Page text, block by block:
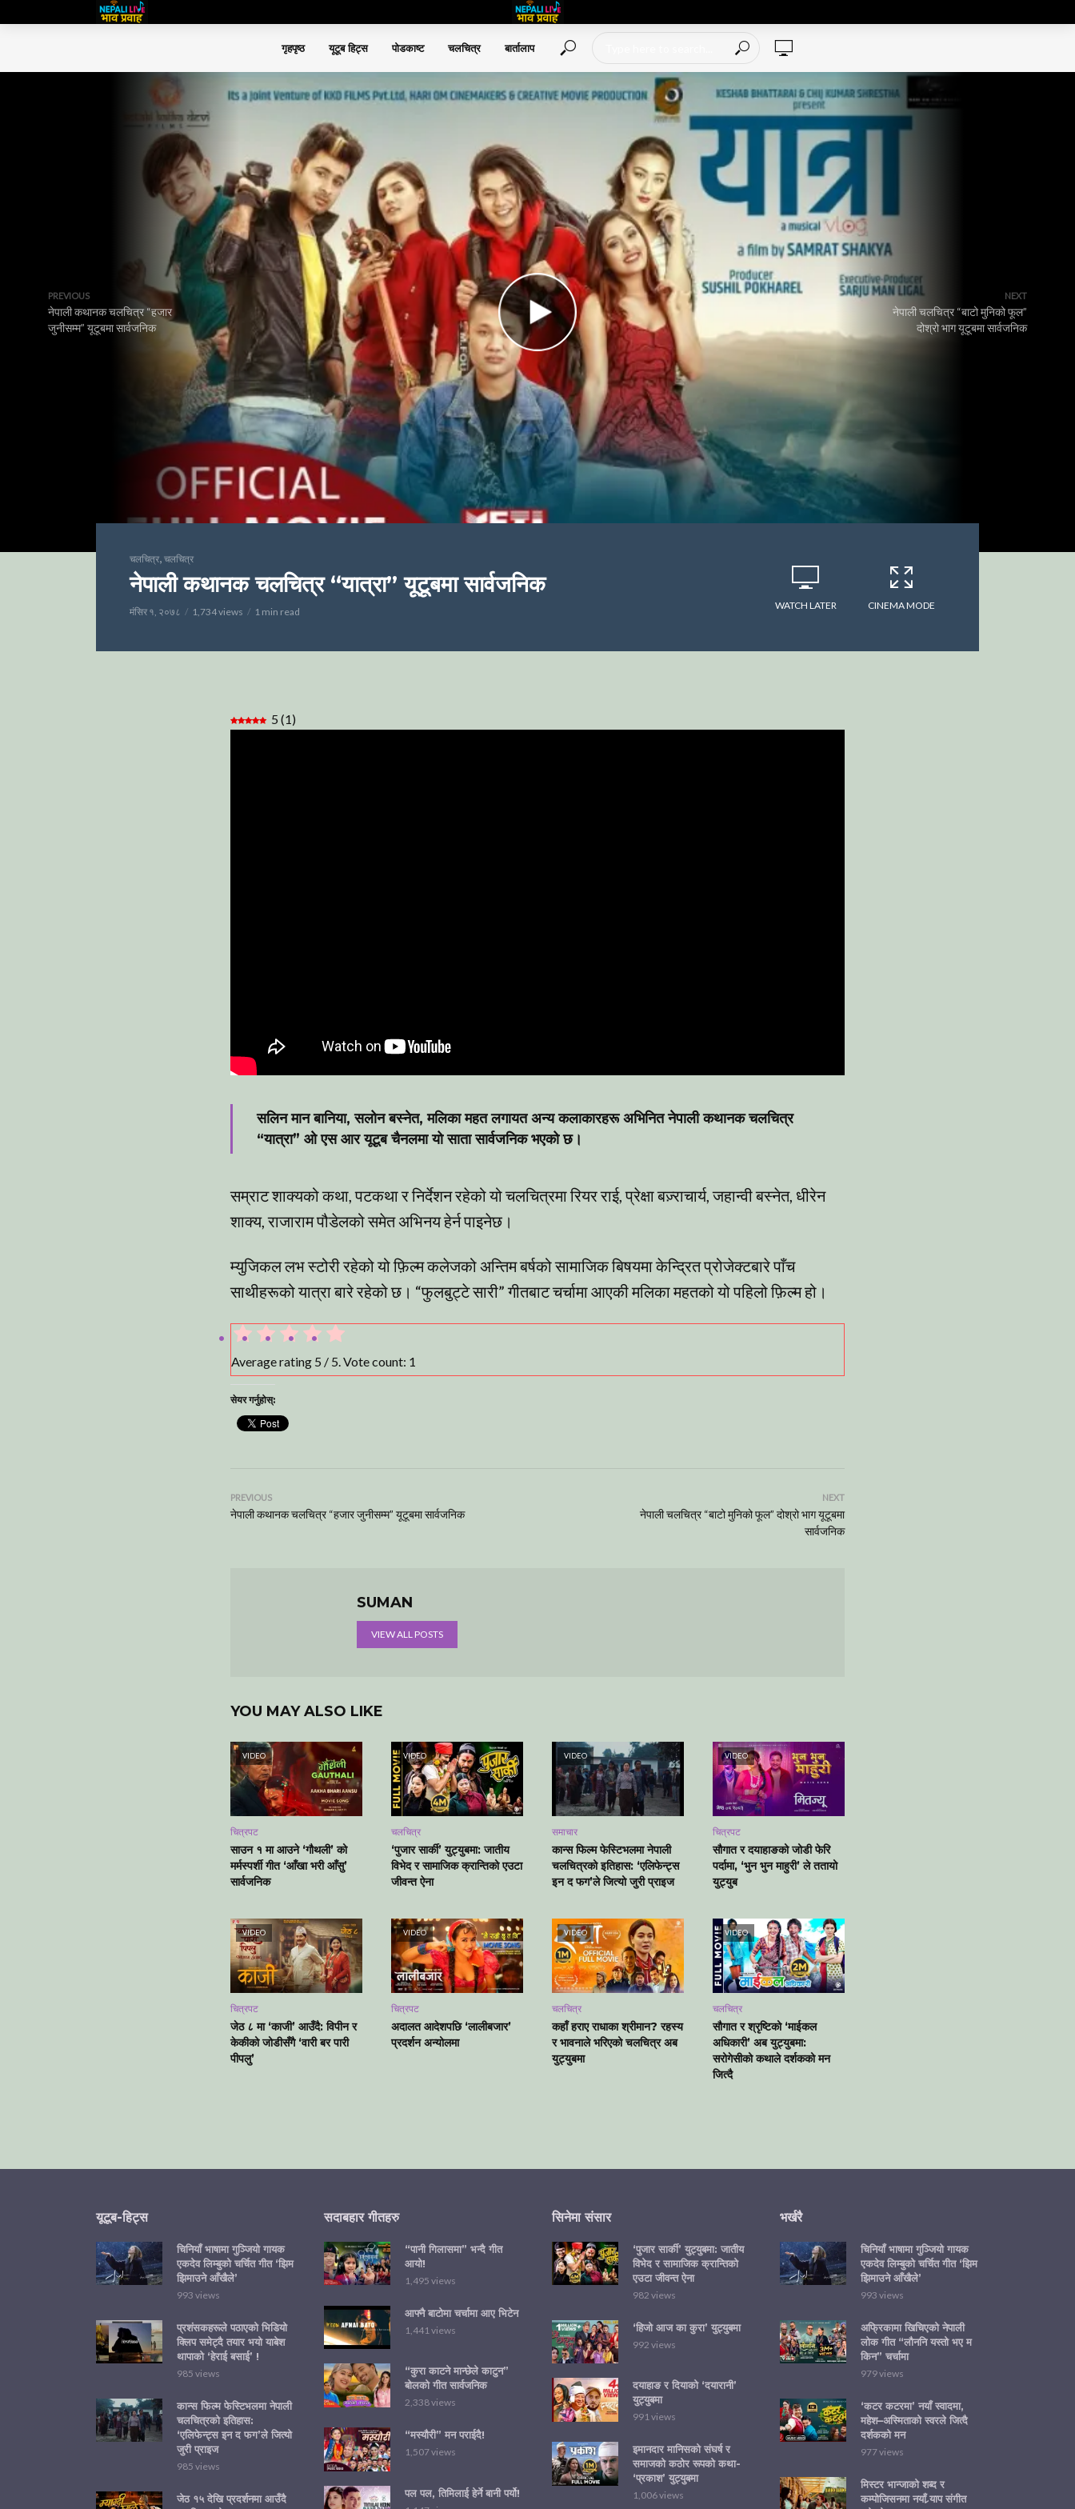
गृहपृष्ठ यूटूब हिट्स पोडकाष्ट चलचित्र बार्तालाप
PREVIOUS
नेपाली कथानक चलचित्र “हजार
जुनीसम्म” यूटूबमा सार्वजनिक
NEXT
नेपाली चलचित्र “बाटो मुनिको फूल”
दोश्रो भाग यूटूबमा सार्वजनिक
चलचित्र, चलचित्र
नेपाली कथानक चलचित्र “यात्रा” यूटूबमा सार्वजनिक
मंसिर १, २०७८ 1,734 views 1 min read
WATCH LATER CINEMA MODE
5 (1)
सलिन मान बानिया, सलोन बस्नेत, मलिका महत लगायत अन्य कलाकारहरू अभिनित नेपाली कथानक चलचित्र
“यात्रा” ओ एस आर यूटूब चैनलमा यो साता सार्वजनिक भएको छ।
सम्राट शाक्यको कथा, पटकथा र निर्देशन रहेको यो चलचित्रमा रियर राई, प्रेक्षा बज़्राचार्य, जहान्वी बस्नेत, धीरेन
शाक्य, राजाराम पौडेलको समेत अभिनय हेर्न पाइनेछ।
म्युजिकल लभ स्टोरी रहेको यो फ़िल्म कलेजको अन्तिम बर्षको सामाजिक बिषयमा केन्द्रित प्रोजेक्टबारे पाँच
साथीहरूको यात्रा बारे रहेको छ। “फुलबुट्टे सारी” गीतबाट चर्चामा आएकी मलिका महतको यो पहिलो फ़िल्म हो।
Average rating 5 / 5. Vote count: 1
सेयर गर्नुहोस्:
PREVIOUS
नेपाली कथानक चलचित्र “हजार जुनीसम्म” यूटूबमा सार्वजनिक
NEXT
नेपाली चलचित्र “बाटो मुनिको फूल” दोश्रो भाग यूटूबमा
सार्वजनिक
SUMAN
VIEW ALL POSTS
YOU MAY ALSO LIKE
VIDEO
चित्रपट
साउन १ मा आउने ‘गौथली’ को
मर्मस्पर्शी गीत ‘आँखा भरी आँसु’
सार्वजनिक
VIDEO
चलचित्र
‘पुजार सार्की’ युट्युबमा: जातीय
विभेद र सामाजिक क्रान्तिको एउटा
जीवन्त ऐना
VIDEO
समाचार
कान्स फिल्म फेस्टिभलमा नेपाली
चलचित्रको इतिहास: ‘एलिफेन्ट्स
इन द फग’ले जित्यो जुरी प्राइज
VIDEO
चित्रपट
सौगात र दयाहाङको जोडी फेरि
पर्दामा, ‘भुन भुन माहुरी’ ले ततायो
युट्युब
VIDEO
चित्रपट
जेठ ८ मा ‘काजी’ आउँदै: विपीन र
केकीको जोडीसँगै ‘वारी बर पारी
पीपलु’
VIDEO
चित्रपट
अदालत आदेशपछि ‘लालीबजार’
प्रदर्शन अन्योलमा
VIDEO
चलचित्र
कहाँ हराए राधाका श्रीमान? रहस्य
र भावनाले भरिएको चलचित्र अब
युट्युबमा
VIDEO
चलचित्र
सौगात र श्रृष्टिको ‘माईकल
अधिकारी’ अब युट्युबमा:
सरोगेसीको कथाले दर्शकको मन
जित्दै
यूटूब-हिट्स
चिनियाँ भाषामा गुञ्जियो गायक
एकदेव लिम्बुको चर्चित गीत ‘झिम
झिमाउने आँखैले’
993 views
प्रशंसकहरूले पठाएको भिडियो
क्लिप समेट्दै तयार भयो याबेश
थापाको ‘हेराई बसाई’ !
985 views
कान्स फिल्म फेस्टिभलमा नेपाली
चलचित्रको इतिहास:
‘एलिफेन्ट्स इन द फग’ले जित्यो
जुरी प्राइज
985 views
जेठ १५ देखि प्रदर्शनमा आउँदै
सदाबहार गीतहरु
“पानी गिलासमा” भन्दै गीत
आयो!
1,495 views
आफ्नै बाटोमा चर्चामा आए भिटेन
1,441 views
“कुरा काटने मान्छेले काटुन”
बोलको गीत सार्वजनिक
2,338 views
“मस्यौरी” मन पराईदै!
1,507 views
पल पल, तिमिलाई हेर्ने बानी पर्यो!
सिनेमा संसार
‘पुजार सार्की’ युट्युबमा: जातीय
विभेद र सामाजिक क्रान्तिको
एउटा जीवन्त ऐना
982 views
‘हिजो आज का कुरा’ युट्युबमा
992 views
दयाहाङ र दियाको ‘दयारानी’
युट्युबमा
991 views
इमानदार मानिसको संघर्ष र
समाजको कठोर रूपको कथा-
‘प्रकाश’ युट्युबमा
1,006 views
भर्खरै
चिनियाँ भाषामा गुञ्जियो गायक
एकदेव लिम्बुको चर्चित गीत ‘झिम
झिमाउने आँखैले’
993 views
अफ्रिकामा खिचिएको नेपाली
लोक गीत “लौननि यस्तो भए म
किन” चर्चामा
979 views
‘कटर कटरमा’ नयाँ स्वादमा,
महेश–अस्मिताको स्वरले जित्दै
दर्शकको मन
977 views
मिस्टर भान्जाको शब्द र
कम्पोजिसनमा नयाँ र्‍याप संगीत